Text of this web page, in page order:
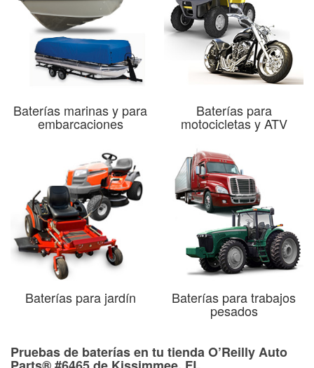
Baterías marinas y para
embarcaciones
Baterías para
motocicletas y ATV
Baterías para jardín Baterías para trabajos
pesados
Pruebas de baterías en tu tienda O’Reilly Auto